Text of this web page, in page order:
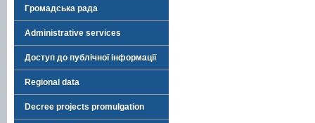
Громадська рада
Administrative services
Доступ до публічної інформації
Regional data
Decree projects promulgation